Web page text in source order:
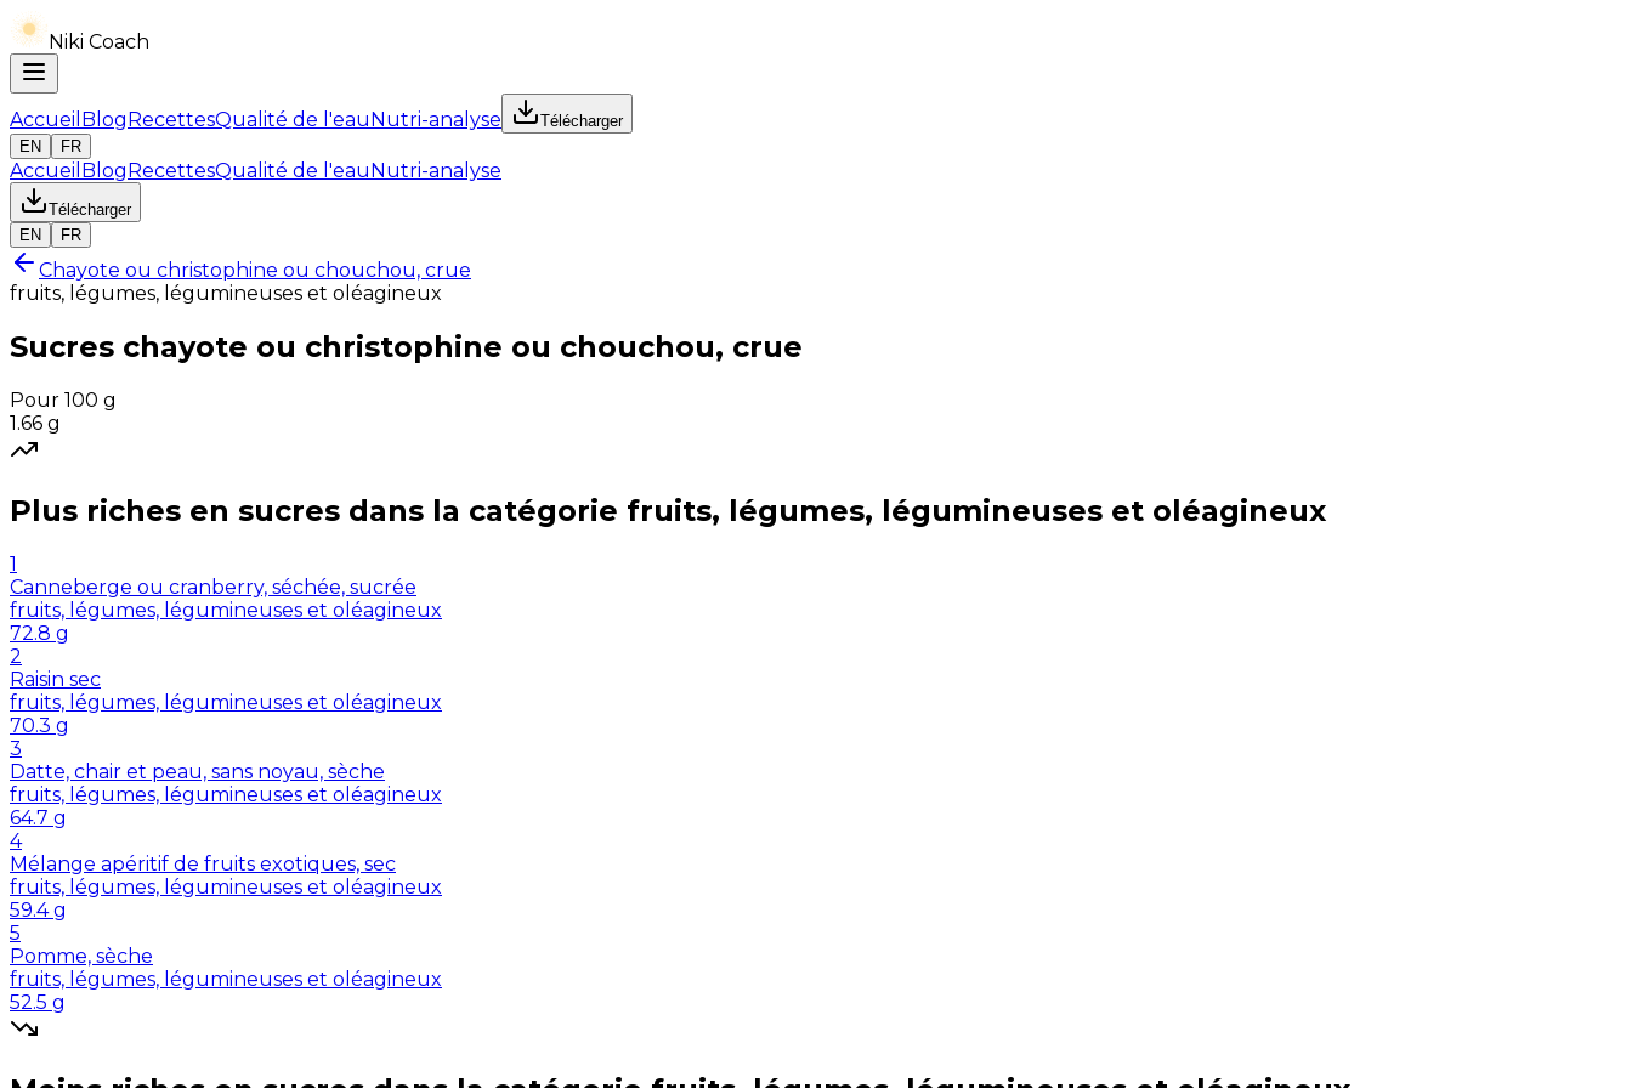
Niki Coach
Accueil BlogRecettesQualité de l'eauNutri-analyse
Télécharger
EN
FR
Accueil BlogRecettesQualité de l'eauNutri-analyse
Télécharger
EN
FR
Chayote ou christophine ou chouchou, crue
fruits, légumes, légumineuses et oléagineux
Sucres chayote ou christophine ou chouchou, crue
Pour 100 g
1.66 g
Plus riches en sucres dans la catégorie fruits, légumes, légumineuses et oléagineux
1
Canneberge ou cranberry, séchée, sucrée
fruits, légumes, légumineuses et oléagineux
72.8 g
2
Raisin sec
fruits, légumes, légumineuses et oléagineux
70.3 g
3
Datte, chair et peau, sans noyau, sèche
fruits, légumes, légumineuses et oléagineux
64.7 g
4
Mélange apéritif de fruits exotiques, sec
fruits, légumes, légumineuses et oléagineux
59.4 g
5
Pomme, sèche
fruits, légumes, légumineuses et oléagineux
52.5 g